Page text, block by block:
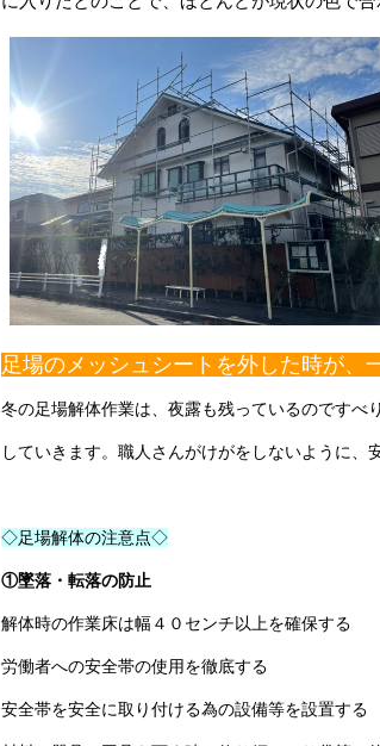
足場のメッシュシートを外した時が、
冬の足場解体作業は、夜露も残っているのですべ
していきます。職人さんがけがをしないように、
◇足場解体の注意点◇
①墜落・転落の防止
解体時の作業床は幅４０センチ以上を確保する
労働者への安全帯の使用を徹底する
安全帯を安全に取り付ける為の設備等を設置する